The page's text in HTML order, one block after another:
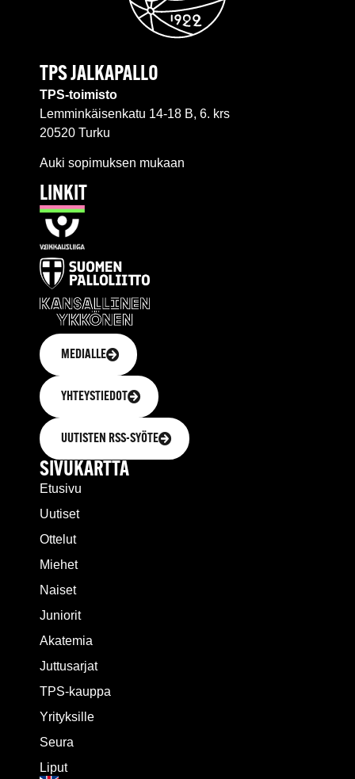
TPS JALKAPALLO
TPS-toimisto
Lemminkäisenkatu 14-18 B, 6. krs
20520 Turku
Auki sopimuksen mukaan
LINKIT
MEDIALLE
YHTEYSTIEDOT
UUTISTEN RSS-SYÖTE
SIVUKARTTA
Etusivu
Uutiset
Ottelut
Miehet
Naiset
Juniorit
Akatemia
Juttusarjat
TPS-kauppa
Yrityksille
Seura
Liput